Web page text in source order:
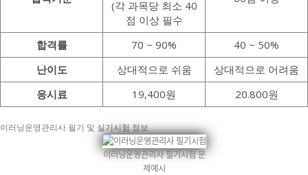
(각 과목당 최소 40
점 이상 필수
합격률 70 ~ 90%
40 ~ 50%
난이도
상대적으로 쉬움
상대적으로 어려움
응시료
19,400원 20.800원
이러닝운영관리사 필기 및 실기시험 정보
이러닝운영관리사 필기시험 문
제예시